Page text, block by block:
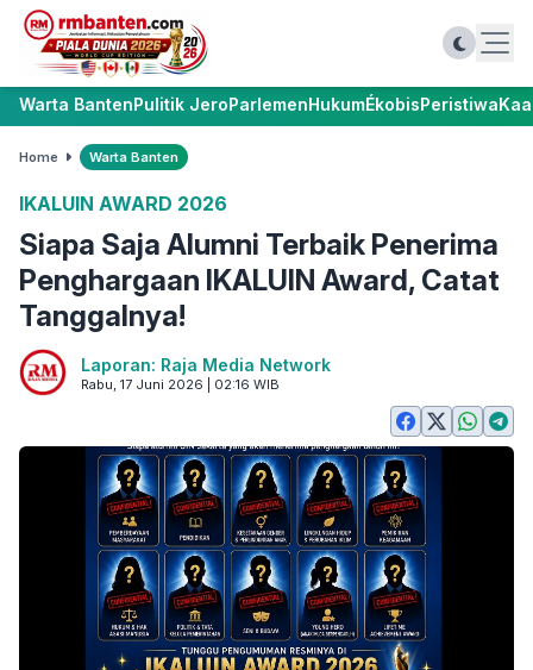
Warta BantenPulitik JeroParlemenHukumÉkobisPeristiwa
Home Warta Banten
IKALUIN AWARD 2026
Siapa Saja Alumni Terbaik Penerima
Penghargaan IKALUIN Award, Catat
Tanggalnya!
Laporan: Raja Media Network
Rabu, 17 Juni 2026 | 02:16 WIB